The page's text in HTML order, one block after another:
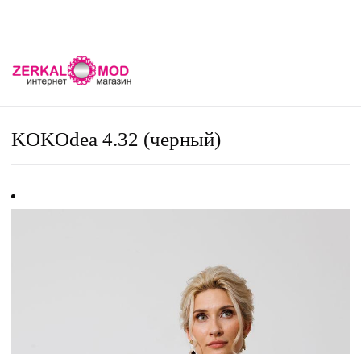
KOKOdea 4.32 (черный)